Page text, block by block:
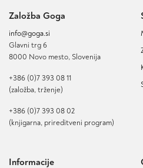
Založba Goga
info@goga.si
Glavni trg 6
8000 Novo mesto, Slovenija
+386 (0)7 393 08 11
(založba, trženje)
+386 (0)7 393 08 02
(knjigarna, prireditveni program)
Informacije